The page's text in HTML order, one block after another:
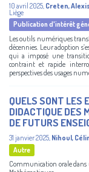
10 avril 2025 Creten, Alexis
Liège
Publication d'intérêt
Les outils numériques
décennies. Leur adoption
qui a imposé une
contraint et rapide
perspectives des usages
QUELS SONT LES
DIDACTIQUE DES
DE FUTURS
31 janvier 2025 Nihoul,
Autre
Communication orale dans